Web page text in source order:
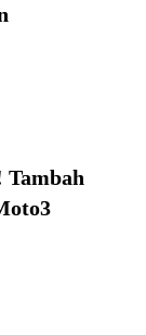
Tambah